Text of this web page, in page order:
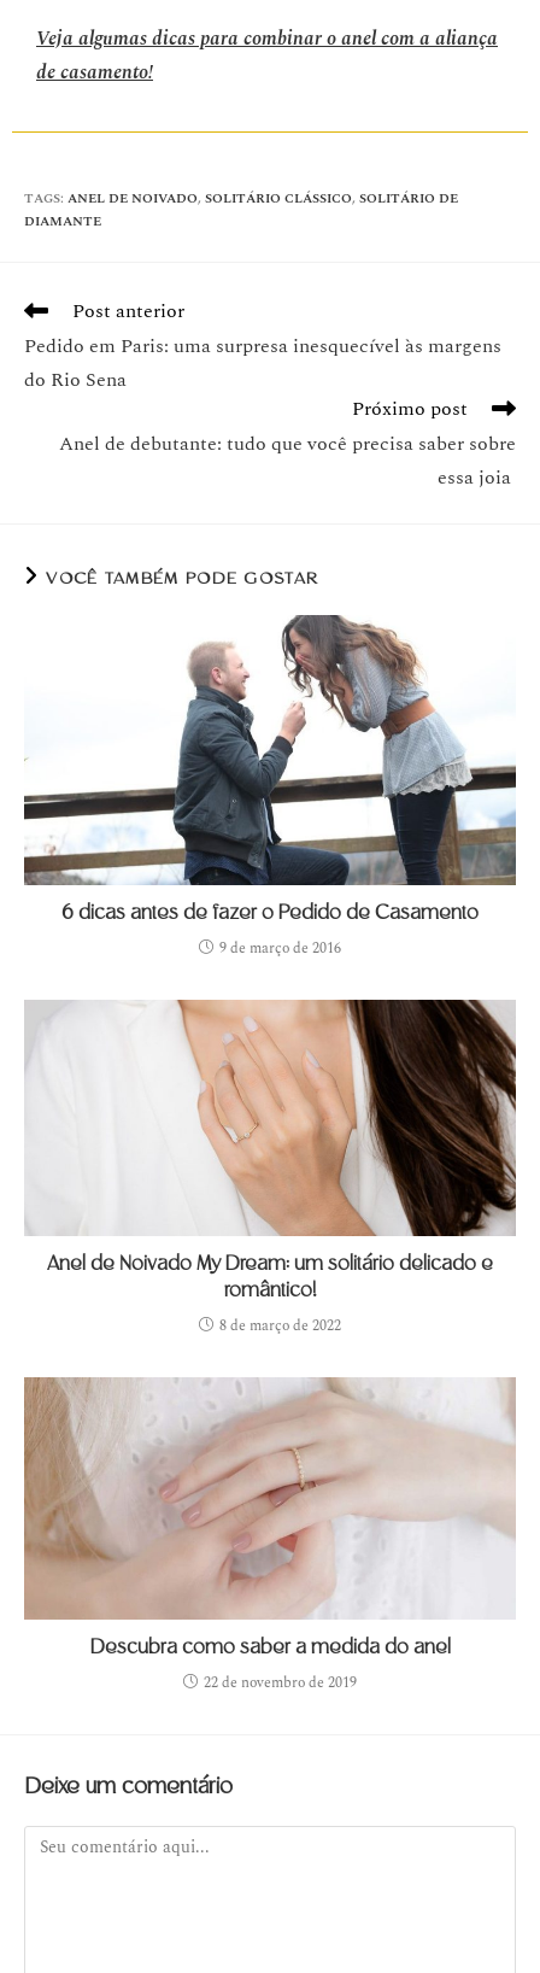
Veja algumas dicas para combinar o anel com a aliança
de casamento!
TAGS: ANEL DE NOIVADO, SOLITÁRIO CLÁSSICO, SOLITÁRIO DE
DIAMANTE
Post anterior
Pedido em Paris: uma surpresa inesquecível às margens
do Rio Sena
Próximo post
Anel de debutante: tudo que você precisa saber sobre
essa joia
VOCÊ TAMBÉM PODE GOSTAR
6 dicas antes de fazer o Pedido de Casamento
9 de março de 2016
Anel de Noivado My Dream: um solitário delicado e
romântico!
8 de março de 2022
Descubra como saber a medida do anel
22 de novembro de 2019
Deixe um comentário